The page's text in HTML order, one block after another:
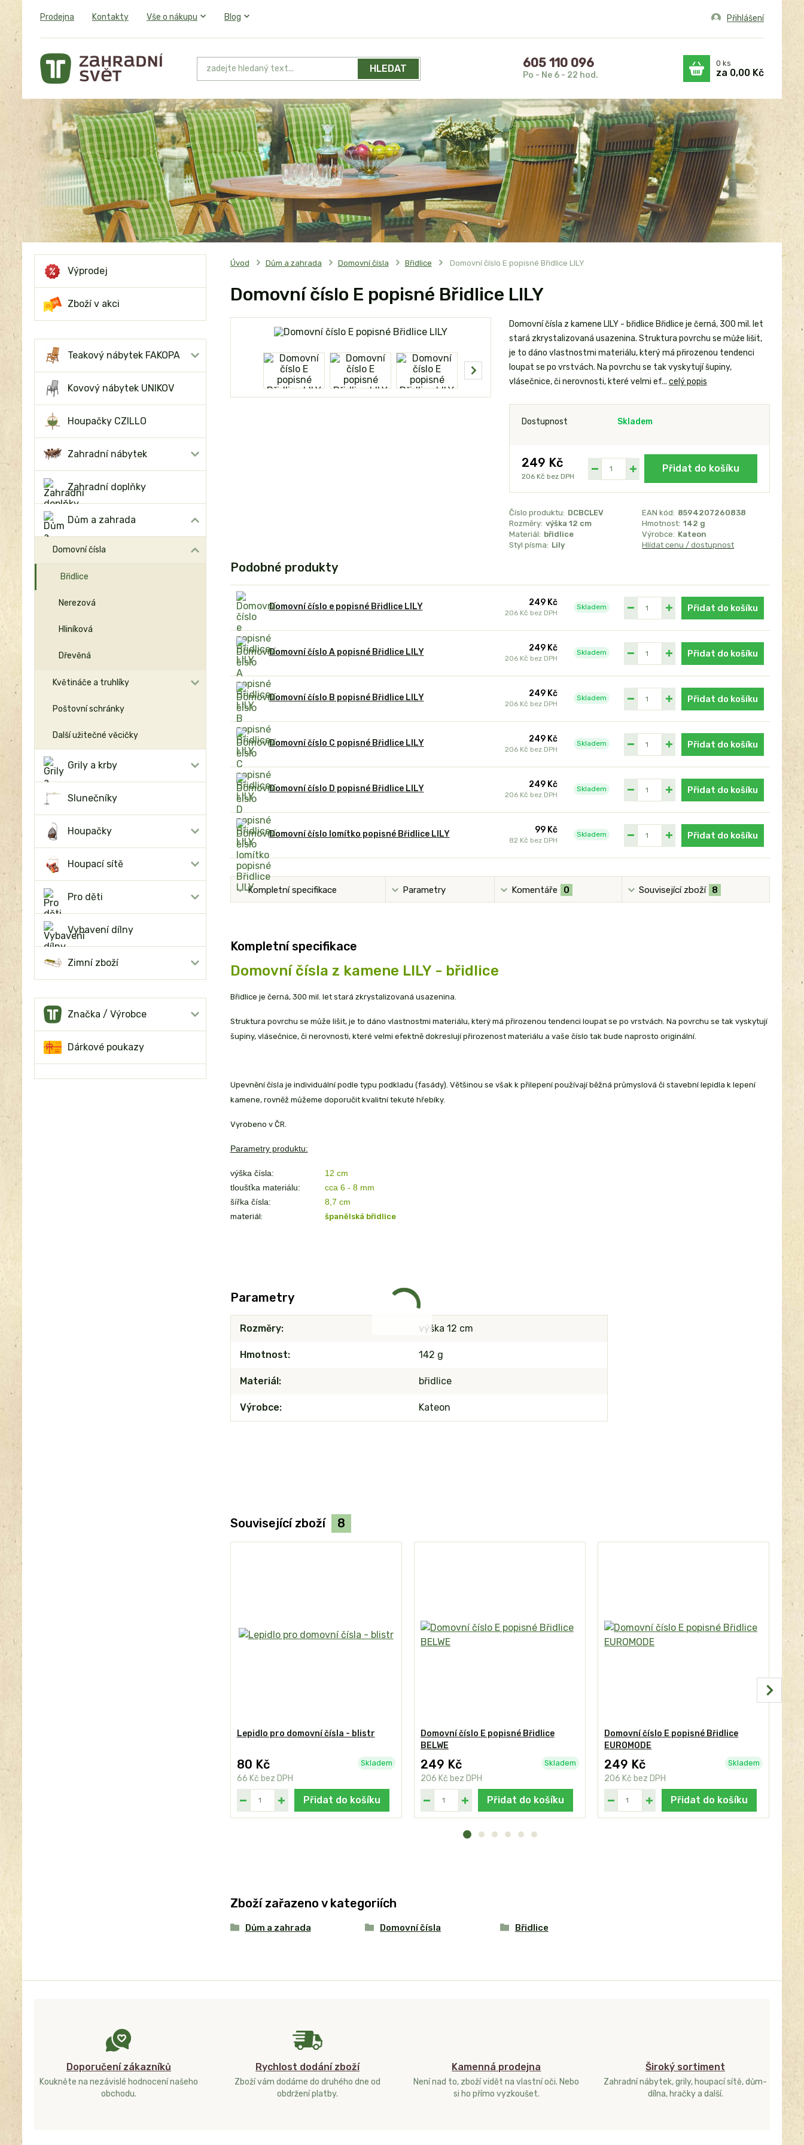
Prodejna Kontakty Vše o nákupu Blog Přihlášení
HLEDAT 605 110 096
Po - Ne 6 - 22 hod.
0 ks
za 0,00 Kč
Výprodej
Zboží v akci
Teakový nábytek FAKOPA
Kovový nábytek UNIKOV
Houpačky CZILLO
Zahradní nábytek
Zahradní doplňky
Dům a zahrada
Domovní čísla
Břidlice
Nerezová
Hliníková
Dřevěná
Květináče a truhlíky
Poštovní schránky
Další užitečné věcičky
Grily a krby
Slunečníky
Houpačky
Houpací sítě
Pro děti
Vybavení dílny
Zimní zboží
Značka / Výrobce
Dárkové poukazy
Úvod Dům a zahrada Domovní čísla Břidlice Domovní číslo E popisné Břidlice LILY
Domovní číslo E popisné Břidlice LILY
Domovní čísla z kamene LILY - břidlice Břidlice je černá, 300 mil. let
stará zkrystalizovaná usazenina. Struktura povrchu se může lišit,
je to dáno vlastnostmi materiálu, který má přirozenou tendenci
loupat se po vrstvách. Na povrchu se tak vyskytují šupiny,
vlásečnice, či nerovnosti, které velmi ef... celý popis
Dostupnost Skladem
249 Kč
206 Kč bez DPH
Přidat do košíku
Číslo produktu: DCBCLEV EAN kód: 8594207260838
Rozměry: výška 12 cm Hmotnost: 142 g
Materiál: břidlice Výrobce: Kateon
Styl písma: Lily Hlídat cenu / dostupnost
Podobné produkty
Domovní číslo e popisné Břidlice LILY 249 Kč
206 Kč bez DPH
Skladem Přidat do košíku
Domovní číslo A popisné Břidlice LILY 249 Kč
206 Kč bez DPH
Skladem Přidat do košíku
Domovní číslo B popisné Břidlice LILY 249 Kč
206 Kč bez DPH
Skladem Přidat do košíku
Domovní číslo C popisné Břidlice LILY 249 Kč
206 Kč bez DPH
Skladem Přidat do košíku
Domovní číslo D popisné Břidlice LILY 249 Kč
206 Kč bez DPH
Skladem Přidat do košíku
Domovní číslo lomítko popisné Břidlice LILY 99 Kč
82 Kč bez DPH
Skladem Přidat do košíku
Kompletní specifikace Parametry Komentáře 0 Související zboží 8
Kompletní specifikace
Domovní čísla z kamene LILY - břidlice
Břidlice je černá, 300 mil. let stará zkrystalizovaná usazenina.
Struktura povrchu se může lišit, je to dáno vlastnostmi materiálu, který má přirozenou tendenci loupat se po vrstvách. Na povrchu se tak vyskytují
šupiny, vlásečnice, či nerovnosti, které velmi efektně dokreslují přirozenost materiálu a vaše číslo tak bude naprosto originální.
Upevnění čísla je individuální podle typu podkladu (fasády). Většinou se však k přilepení používají běžná průmyslová či stavební lepidla k lepení
kamene, rovněž můžeme doporučit kvalitní tekuté hřebíky.
Vyrobeno v ČR.
Parametry produktu:
výška čísla:
12 cm
tloušťka materiálu:
cca 6 - 8 mm
šířka čísla:
8,7 cm
materiál: španělská břidlice
Parametry
Rozměry výška 12 cm
Hmotnost 142 g
Materiál břidlice
Výrobce Kateon
Související zboží 8
Lepidlo pro domovní čísla - blistr
80 Kč
66 Kč bez DPH
Skladem
Přidat do košíku
Domovní číslo E popisné Břidlice
BELWE
249 Kč
206 Kč bez DPH
Skladem
Přidat do košíku
Domovní číslo E popisné Břidlice
EUROMODE
249 Kč
206 Kč bez DPH
Skladem
Přidat do košíku
Zboží zařazeno v kategoriích
Dům a zahrada Domovní čísla Břidlice
Doporučení zákazníků
Koukněte na nezávislé hodnocení našeho
obchodu.
Rychlost dodání zboží
Zboží vám dodáme do druhého dne od
obdržení platby.
Kamenná prodejna
Není nad to, zboží vidět na vlastní oči. Nebo
si ho přímo vyzkoušet.
Široký sortiment
Zahradní nábytek, grily, houpací sítě, dům-
dílna, hračky a další.